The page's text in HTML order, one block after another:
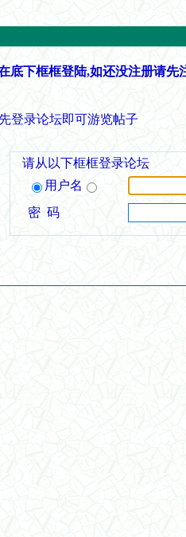
底下框框登陆,如还没注册请先
登录论坛即可游览帖子
请从以下框框登录论坛
用户名
密 码